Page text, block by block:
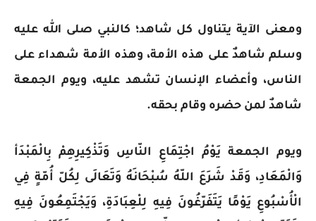
ومعنى الآية يتناول كل شاهد؛ كالنبي صلى الله عليه
وسلم شاهدٌ على هذه الأمة، وهذه الأمة شهداء على
الناس، وأعضاء الإنسان تشهد عليه، ويوم الجمعة
شاهدٌ لمن حضره وقام بحقه.
ويوم الجمعة يَوْمُ اجْتِمَاعِ النّاسِ وَتَذْكِيرِهِمْ بِالْمَبْدَأ
وَالْمَعَادِ، وَقَدْ شَرَعَ اللّهُ سُبْحَانَهُ وَتَعَالَى لِكُلّ أُمّةٍ فِي
الْأُسْبُوعِ يَوْمًا يَتَفَرّغُونَ فِيهِ لِلْعِبَادَةِ، وَيَجْتَمِعُونَ فِيهِ